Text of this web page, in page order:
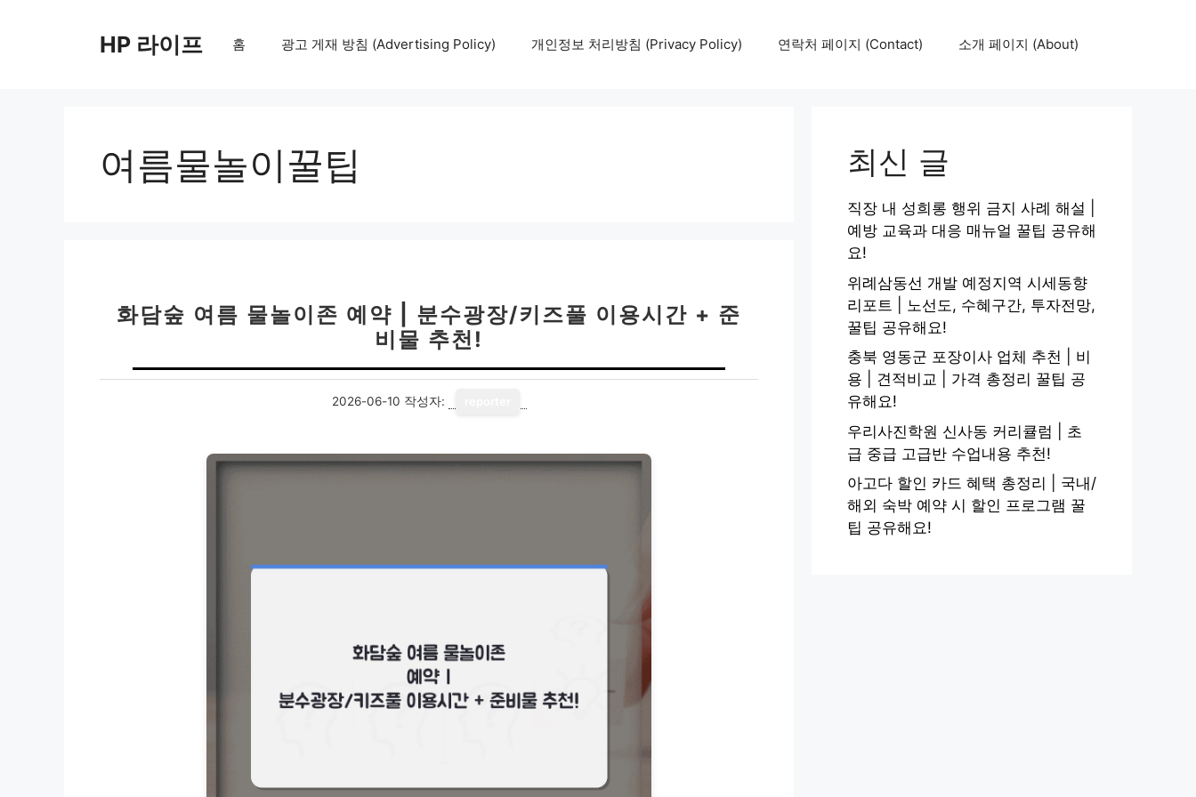
HP 라이프 홈 광고 게재 방침 (Advertising Policy) 개인정보 처리방침 (Privacy Policy) 연락처 페이지 (Contact) 소개 페이지 (About)
여름물놀이꿀팁
화담숲 여름 물놀이존 예약 | 분수광장/키즈풀 이용시간 + 준
비물 추천!
2026-06-10 작성자:
최신 글
직장 내 성희롱 행위 금지 사례 해설 |
예방 교육과 대응 매뉴얼 꿀팁 공유해
요!
위례삼동선 개발 예정지역 시세동향
리포트 | 노선도, 수혜구간, 투자전망,
꿀팁 공유해요!
충북 영동군 포장이사 업체 추천 | 비
용 | 견적비교 | 가격 총정리 꿀팁 공
유해요!
우리사진학원 신사동 커리큘럼 | 초
급 중급 고급반 수업내용 추천!
아고다 할인 카드 혜택 총정리 | 국내/
해외 숙박 예약 시 할인 프로그램 꿀
팁 공유해요!